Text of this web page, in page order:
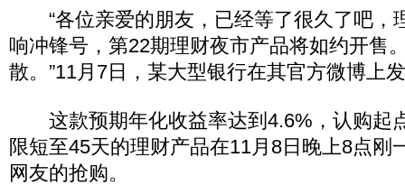
“各位亲爱的朋友，已经等了很久了吧，
响冲锋号，第22期理财夜市产品将如约开售
散。”11月7日，某大型银行在其官方微博上
这款预期年化收益率达到4.6%，认购起
限短至45天的理财产品在11月8日晚上8点刚
网友的抢购。